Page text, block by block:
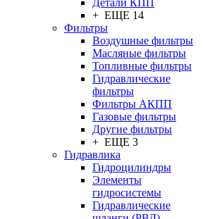
Детали КПП
+ ЕЩЕ 14
Фильтры
Воздушные фильтры
Масляные фильтры
Топливные фильтры
Гидравлические
фильтры
Фильтры АКПП
Газовые фильтры
Другие фильтры
+ ЕЩЕ 3
Гидравлика
Гидроцилиндры
Элементы
гидросистемы
Гидравлические